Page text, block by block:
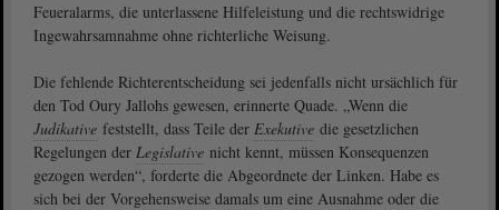
Feueralarms, die unterlassene Hilfeleistung und die rechtswidrige
Ingewahrsamnahme ohne richterliche Weisung.
Die fehlende Richterentscheidung sei jedenfalls nicht ursächlich für
den Tod Oury Jallohs gewesen, erinnerte Quade. „Wenn die
Judikative feststellt, dass Teile der Exekutive die gesetzlichen
Regelungen der Legislative nicht kennt, müssen Konsequenzen
gezogen werden“, forderte die Abgeordnete der Linken. Habe es
sich bei der Vorgehensweise damals um eine Ausnahme oder die